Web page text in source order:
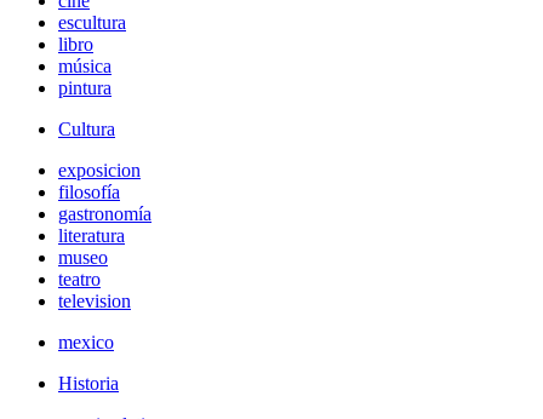
escultura
libro
música
pintura
Cultura
exposicion
filosofía
gastronomía
literatura
museo
teatro
television
mexico
Historia